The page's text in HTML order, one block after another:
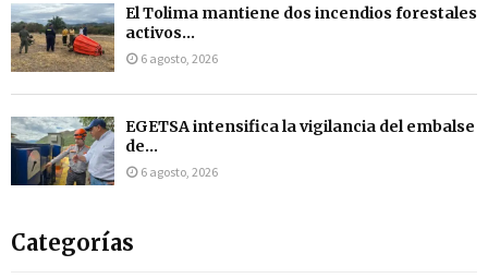
El Tolima mantiene dos incendios forestales
activos...
6 agosto, 2026
EGETSA intensifica la vigilancia del embalse
de...
6 agosto, 2026
Categorías